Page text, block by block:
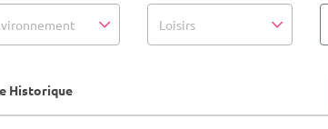
Loisirs
Historique